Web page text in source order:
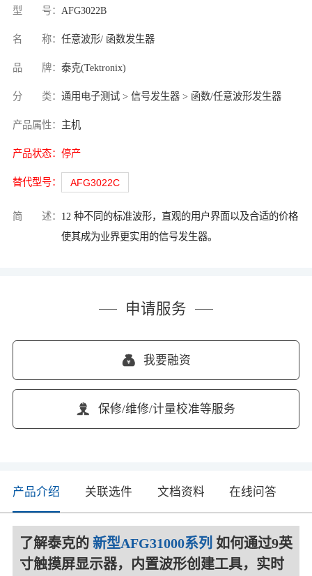
型 号： AFG3022B
名 称： 任意波形/ 函数发生器
品 牌： 泰克(Tektronix)
分 类： 通用电子测试 > 信号发生器 > 函数/任意波形发生器
产品属性： 主机
产品状态： 停产
替代型号： AFG3022C
简 述： 12 种不同的标准波形，直观的用户界面以及合适的价格
使其成为业界更实用的信号发生器。
申请服务
我要融资
保修/维修/计量校准等服务
产品介绍 关联选件 文档资料 在线问答
了解泰克的 新型AFG31000系列 如何通过9英
寸触摸屏显示器，内置波形创建工具，实时